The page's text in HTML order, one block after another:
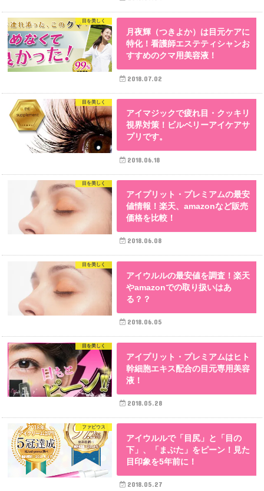
目を美しく
月夜輝（つきよか）は目元ケアに
特化！看護師エステティシャンお
すすめのクマ用美容液！
2018.07.02
目を美しく
アイマジックで疲れ目・クッキリ
視界対策！ビルベリーアイケアサ
プリです。
2018.06.18
目を美しく
アイプリット・プレミアムの最安
値情報！楽天、amazonなど販売
価格を比較！
2018.06.08
目を美しく
アイウルルの最安値を調査！楽天
やamazonでの取り扱いはあ
る？？
2018.06.05
目を美しく
アイプリット・プレミアムはヒト
幹細胞エキス配合の目元専用美容
液！
2018.05.28
ファビウス
アイウルルで「目尻」と「目の
下」、「まぶた」をピーン！見た
目印象を5年前に！
2018.05.27